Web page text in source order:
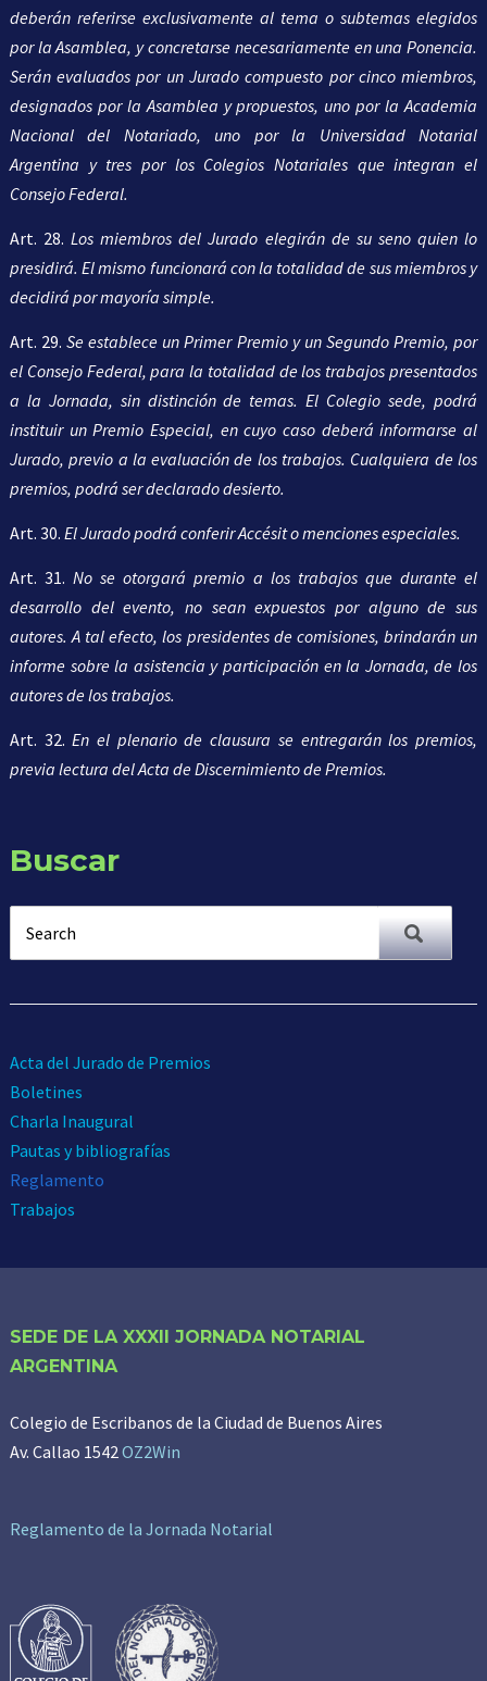
deberán referirse exclusivamente al tema o subtemas elegidos
por la Asamblea, y concretarse necesariamente en una Ponencia.
Serán evaluados por un Jurado compuesto por cinco miembros,
designados por la Asamblea y propuestos, uno por la Academia
Nacional del Notariado, uno por la Universidad Notarial
Argentina y tres por los Colegios Notariales que integran el
Consejo Federal.
Art. 28.Los miembros del Jurado elegirán de su seno quien lo
presidirá. El mismo funcionará con la totalidad de sus miembros y
decidirá por mayoría simple.
Art. 29.Se establece un Primer Premio y un Segundo Premio, por
el Consejo Federal, para la totalidad de los trabajos presentados
a la Jornada, sin distinción de temas. El Colegio sede, podrá
instituir un Premio Especial, en cuyo caso deberá informarse al
Jurado, previo a la evaluación de los trabajos. Cualquiera de los
premios, podrá ser declarado desierto.
Art. 30. El Jurado podrá conferir Accésit o menciones especiales.
Art. 31.No se otorgará premio a los trabajos que durante el
desarrollo del evento, no sean expuestos por alguno de sus
autores. A tal efecto, los presidentes de comisiones, brindarán un
informe sobre la asistencia y participación en la Jornada, de los
autores de los trabajos.
Art. 32.En el plenario de clausura se entregarán los premios,
previa lectura del Acta de Discernimiento de Premios.
Buscar
Acta del Jurado de Premios
Boletines
Charla Inaugural
Pautas y bibliografías
Reglamento
Trabajos
SEDE DE LA XXXII JORNADA NOTARIAL
ARGENTINA
Colegio de Escribanos de la Ciudad de Buenos Aires
Av. Callao 1542OZ2Win
Reglamento de la Jornada Notarial